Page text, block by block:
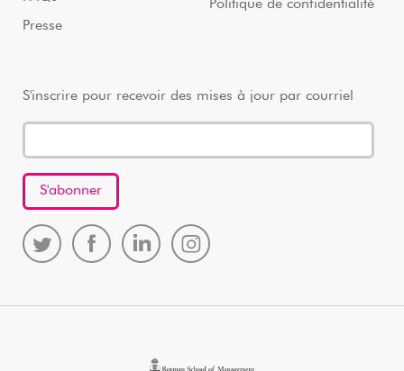
Presse
Politique de confidentialité
S'inscrire pour recevoir des mises à jour par courriel